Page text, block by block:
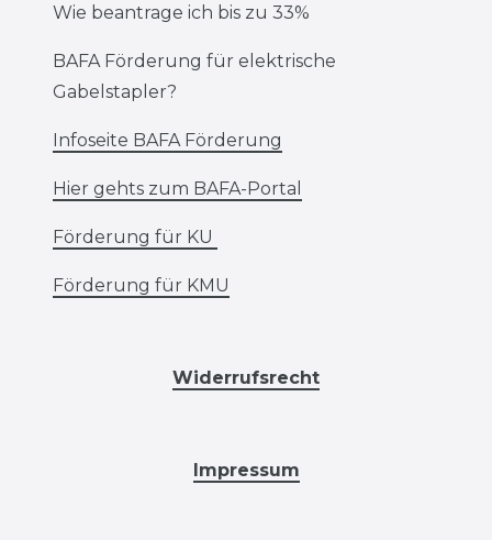
Wie beantrage ich bis zu 33%
BAFA Förderung für elektrische
Gabelstapler?
Infoseite BAFA Förderung
Hier gehts zum BAFA-Portal
Förderung für KU
Förderung für KMU
Widerrufsrecht
Impressum